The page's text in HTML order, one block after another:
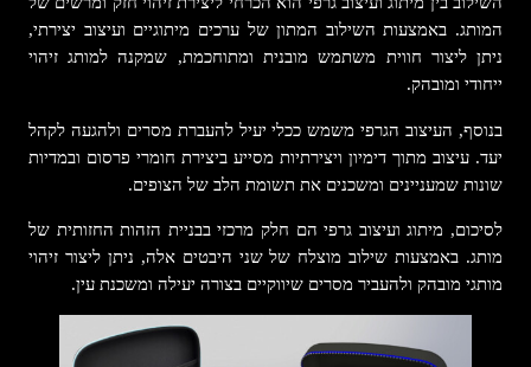
המותג. באמצעות השילוב המתון של ערכים מיתוגיים ועיצוב יצירתי,
ניתן ליצור חווית משתמש מובנית ומתוחכמת, שמקנה למותג זיהוי
ייחודי ומובהק.
בנוסף, העיצוב הגרפי משמש ככלי יעיל להעברת מסרים ולהגעה לקהל
יעד. עיצוב מתוך דימיון ויצירתיות מסייע ביצירת חומרי פרסום ובמדיות
שונות שמעניינים ומשכנים את תשומת הלב של הצופים.
לסיכום, מיתוג ועיצוב גרפי הם חלק מרכזי בבניית הזהות החזותית של
מותג. באמצעות שילוב מוצלח של שני היבטים אלה, ניתן ליצור זיהוי
מותגי מובהק ולהעביר מסרים שיווקיים בצורה יעילה ומשכנת עין.